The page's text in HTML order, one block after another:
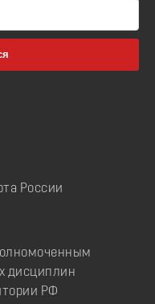
России
дисциплин
РФ